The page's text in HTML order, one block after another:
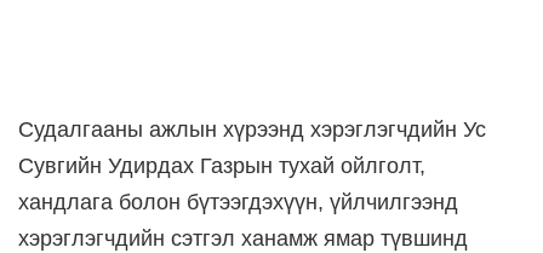
Судалгааны ажлын хүрээнд хэрэглэгчдийн Ус
Сувгийн Удирдах Газрын тухай ойлголт,
хандлага болон бүтээгдэхүүн, үйлчилгээнд
хэрэглэгчдийн сэтгэл ханамж ямар түвшинд